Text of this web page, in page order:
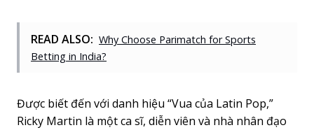
READ ALSO: Why Choose Parimatch for Sports
Betting in India?
Được biết đến với danh hiệu “Vua của Latin Pop,”
Ricky Martin là một ca sĩ, diễn viên và nhà nhân đạo